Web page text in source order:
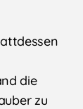
die
zu